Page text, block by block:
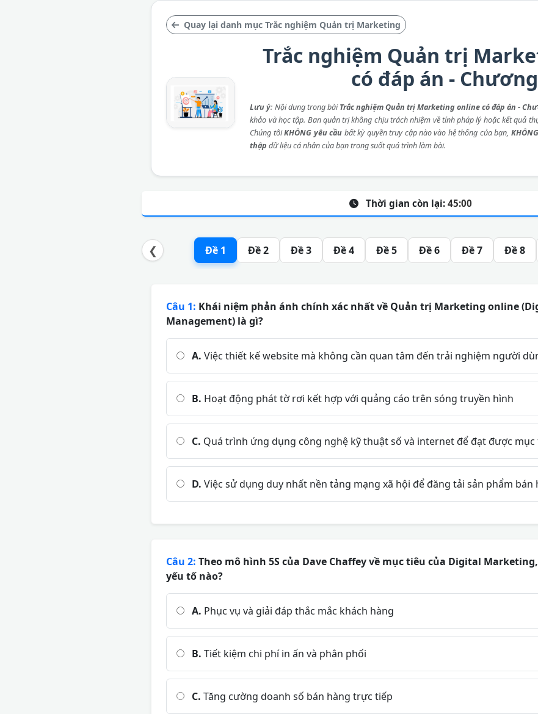
Quay lại danh mục Trắc nghiệm Quản trị Marketing
Trắc nghiệm Quản trị
có đáp án -
Lưu ý: Nội dung trong bàiTrắc nghiệm Quản trị Marketing online có đáp án -
khảo và học tập. Ban quản trị không chịu trách nhiệm về tính pháp lý hoặc kết quả
Chúng tôiKHÔNG yêu cầu bất kỳ quyền truy cập nào vào hệ thống của bạn,
thập dữ liệu cá nhân của bạn trong suốt quá trình làm bài.
Thời gian còn lại: 45:00
❮ Đề 1 Đề 2 Đề 3 Đề 4 Đề 5 Đề 6 Đề 7 Đề 8
Câu 1: Khái niệm phản ánh chính xác nhất về Quản trị Marketing online
Management) là gì?
A. Việc thiết kế website mà không cần quan tâm đến trải nghiệm người
B. Hoạt động phát tờ rơi kết hợp với quảng cáo trên sóng truyền hình
C. Quá trình ứng dụng công nghệ kỹ thuật số và internet để đạt được
D. Việc sử dụng duy nhất nền tảng mạng xã hội để đăng tải sản phẩm bán
Câu 2: Theo mô hình 5S của Dave Chaffey về mục tiêu của Digital
yếu tố nào?
A. Phục vụ và giải đáp thắc mắc khách hàng
B. Tiết kiệm chi phí in ấn và phân phối
C. Tăng cường doanh số bán hàng trực tiếp